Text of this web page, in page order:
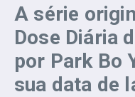
A série
Dose Diária
por Park Bo
sua data de